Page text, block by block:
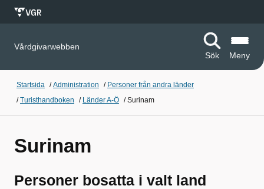
Vårdgivarwebben
Sök
Meny
Startsida /Administration / Personer från andra länder
/Turisthandboken / Länder A-Ö /Surinam
Surinam
Personer bosatta i valt land